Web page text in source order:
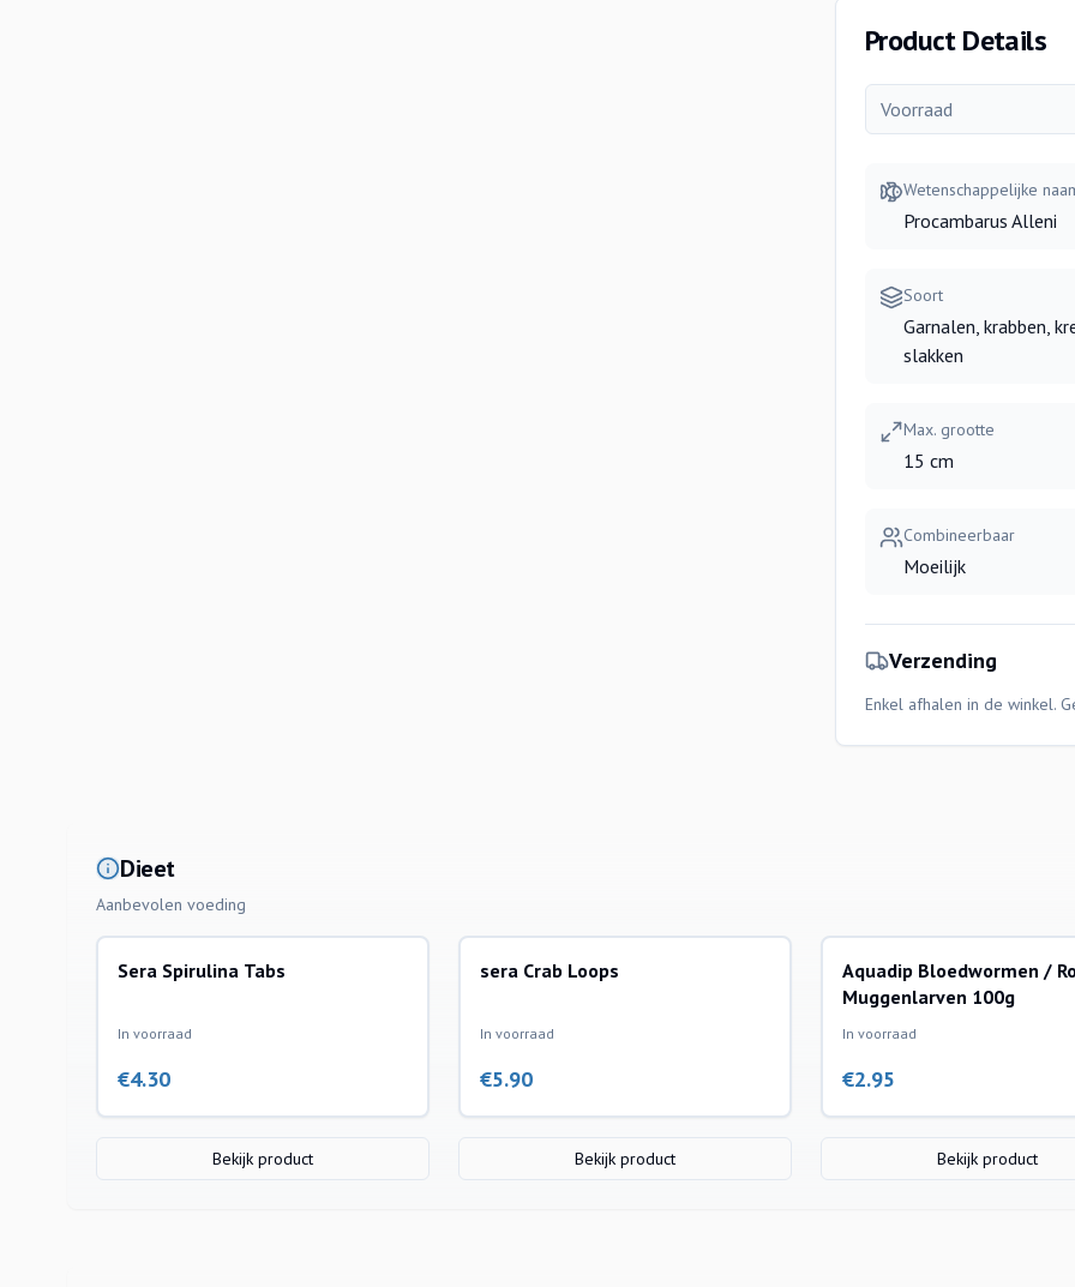
Product Details
Voorraad
Wetenschappelijke
Procambarus Alleni
Soort
Garnalen, krabben,
slakken
Max. grootte
15 cm
Combineerbaar
Moeilijk
Verzending
Enkel afhalen in de winkel.
Dieet
Aanbevolen voeding
Sera Spirulina Tabs
In voorraad
€4.30
Bekijk product
sera Crab Loops
In voorraad
€5.90
Bekijk product
Aquadip Bloedwormen /
Muggenlarven 100g
In voorraad
€2.95
Bekijk product